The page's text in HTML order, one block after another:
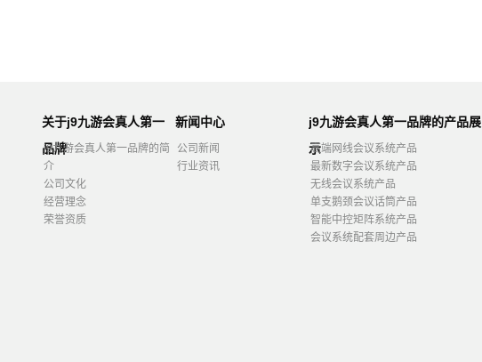
关于j9九游会真人第一
品牌
j9九游会真人第一品牌的简
介
公司文化
经营理念
荣誉资质
新闻中心
公司新闻
行业资讯
j9九游会真人第一品牌的产品展
示
高端网线会议系统产品
最新数字会议系统产品
无线会议系统产品
单支鹅颈会议话筒产品
智能中控矩阵系统产品
会议系统配套周边产品